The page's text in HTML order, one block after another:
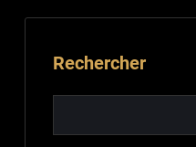
Rechercher